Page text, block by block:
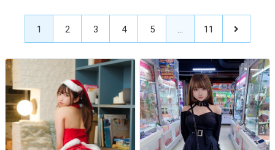
1 2 3 4 5 … 11